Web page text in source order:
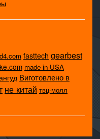
fasttech gearbest
made in USA
Виготовлено в
не китай твц-молл